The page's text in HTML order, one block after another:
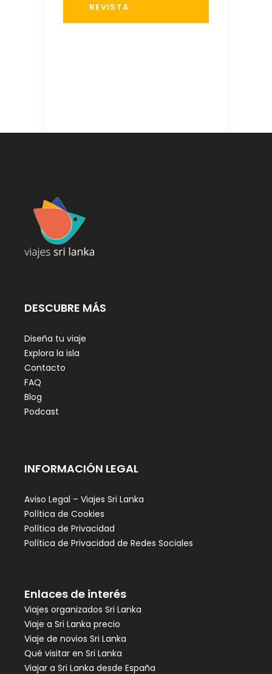
REVISTA
DESCUBRE MÁS
Diseña tu viaje
Explora la isla
Contacto
FAQ
Blog
Podcast
INFORMACIÓN LEGAL
Aviso Legal – Viajes Sri Lanka
Política de Cookies
Política de Privacidad
Política de Privacidad de Redes Sociales
Enlaces de interés
Viajes organizados Sri Lanka
Viaje a Sri Lanka precio
Viaje de novios Sri Lanka
Qué visitar en Sri Lanka
Viajar a Sri Lanka desde España